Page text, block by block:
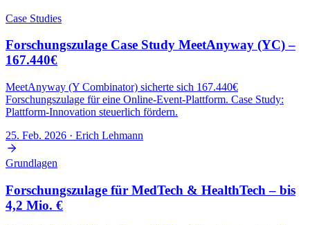
Case Studies
Forschungszulage Case Study MeetAnyway (YC) –
167.440€
MeetAnyway (Y Combinator) sicherte sich 167.440€
Forschungszulage für eine Online-Event-Plattform. Case Study:
Plattform-Innovation steuerlich fördern.
25. Feb. 2026 · Erich Lehmann
Grundlagen
Forschungszulage für MedTech & HealthTech – bis
4,2 Mio. €